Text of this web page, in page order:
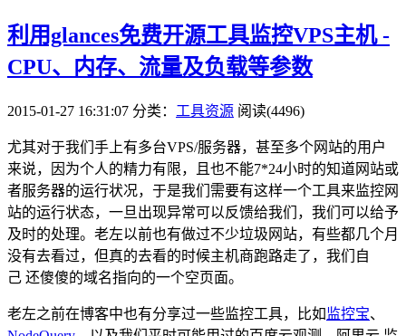
利用glances免费开源工具监控VPS主机 -
CPU、内存、流量及负载等参数
2015-01-27 16:31:07 分类： 工具资源 阅读(4496)
尤其对于我们手上有多台VPS/服务器，甚至多个网站的用户
来说，因为个人的精力有限，且也不能7*24小时的知道网站或
者服务器的运行状况，于是我们需要有这样一个工具来监控网
站的运行状态，一旦出现异常可以反馈给我们，我们可以给予
及时的处理。老左以前也有做过不少垃圾网站，有些都几个月
没有去看过，但真的去看的时候主机商跑路走了，我们自
己 还傻傻的域名指向的一个空页面。
老左之前在博客中也有分享过一些监控工具，比如 监控宝、